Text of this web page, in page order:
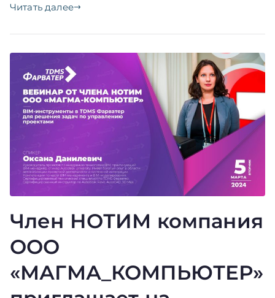
Читать далее
Член НОТИМ компания
ООО
«МАГМА_КОМПЬЮТЕР»